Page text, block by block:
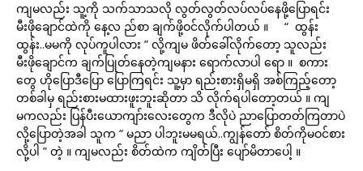
ကျမလည်း သူ့ကို သက်သာသလို လွတ်လွတ်လပ်လပ်နေဖို့ပြောရင်း
မီးဖိုချောင်ထဲကို နေ့လ ည်စာ ချက်ဖို့ဝင်လိုက်ပါတယ် ။ “ ထွန်း
ထွန်း..မမကို လုပ်ကူပါလား ” လို့ကျမ ဖိတ်ခေါ်လိုက်တော့ သူလည်း
မီးဖိုချောင်က ချက်ပြုတ်နေတဲ့ကျမနား ရောက်လာပါ ရော ။ စကား
တွေ ဟိုပြောဒီပြော ပြောကြရင်း သူ့မှာ ရည်းစားရှိမရှိ အစ်ကြည့်တော့
တစ်ခါမှ ရည်းစားမထားဖူးဘူးဆိုတာ သိ လိုက်ရပါတော့တယ် ။ ကျ
မကလည်း ပြန်ပီးယောကျာ်းလေးတွေက ဒီလိုပဲ ညာပြောတတ်ကြတာပဲ
လို့ပြောတဲ့အခါ သူက “ မညာ ပါဘူးမမရယ်..ကျွန်တော် စိတ်ကိုမဝင်စား
လို့ပါ ” တဲ့ ။ ကျမလည်း စိတ်ထဲက ကျိတ်ပြီး ပျော်မိတာပေါ့ ။